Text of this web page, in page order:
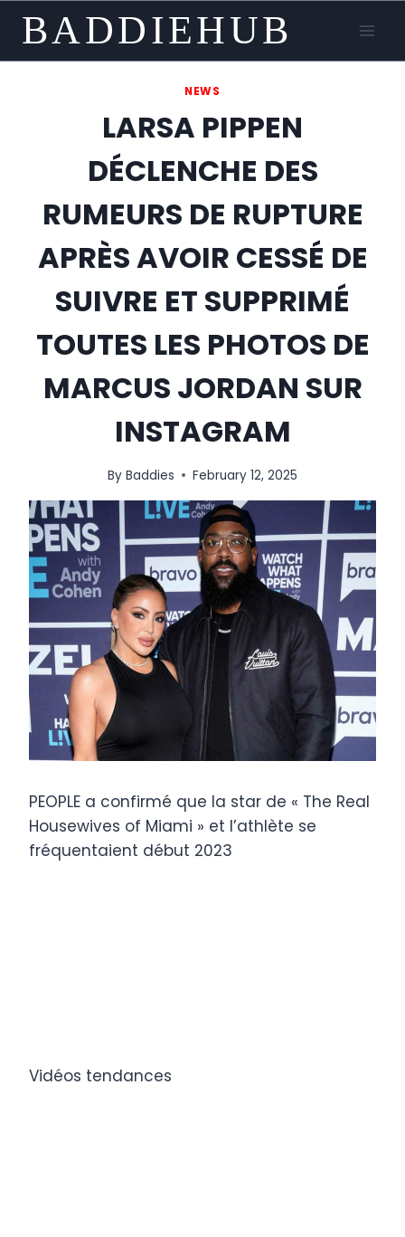
content
BADDIEHUB
NEWS
LARSA PIPPEN
DÉCLENCHE DES
RUMEURS DE RUPTURE
APRÈS AVOIR CESSÉ DE
SUIVRE ET SUPPRIMÉ
TOUTES LES PHOTOS DE
MARCUS JORDAN SUR
INSTAGRAM
By Baddies February 12, 2025
PEOPLE a confirmé que la star de « The Real
Housewives of Miami » et l’athlète se
fréquentaient début 2023
Vidéos tendances